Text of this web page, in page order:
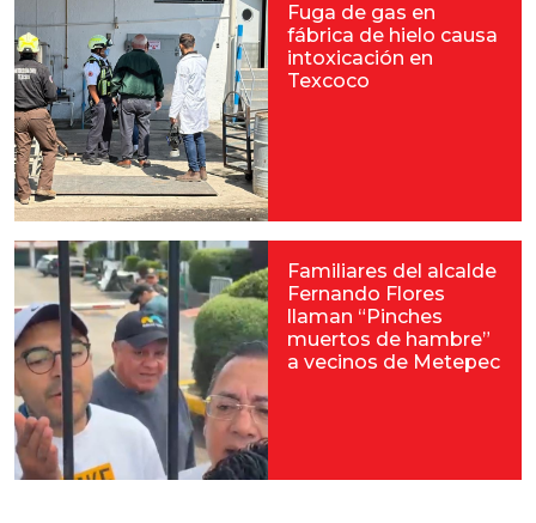
Fuga de gas en
fábrica de hielo causa
intoxicación en
Texcoco
Familiares del alcalde
Fernando Flores
llaman “Pinches
muertos de hambre”
a vecinos de Metepec